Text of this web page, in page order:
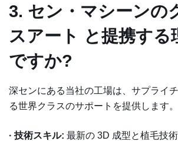
3. セン・マシーンの
スアート と提携する
ですか?
深センにある当社の工場は、サプライ
る世界クラスのサポートを提供します。
· 技術スキル: 最新の 3D 成型と植毛技